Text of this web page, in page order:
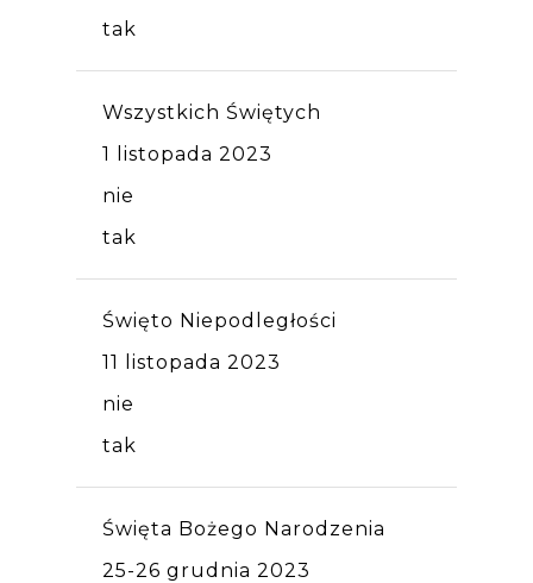
tak
Wszystkich Świętych
1 listopada 2023
nie
tak
Święto Niepodległości
11 listopada 2023
nie
tak
Święta Bożego Narodzenia
25-26 grudnia 2023